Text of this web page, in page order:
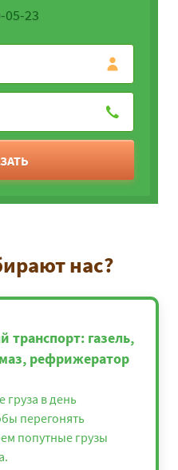
05-23
нас?
транспорт: газель,
рефрижератор
в день
перегонять
попутные грузы